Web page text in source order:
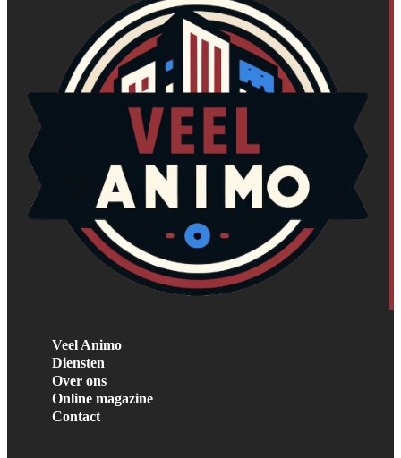
Veel Animo
Diensten
Over ons
Online magazine
Contact